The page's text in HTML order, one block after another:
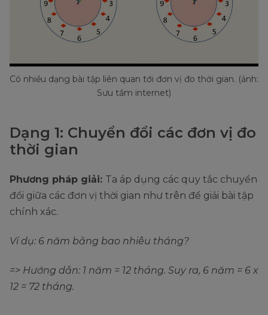
Có nhiều dạng bài tập liên quan tới đơn vị đo thời gian. (ảnh:
Sưu tầm internet)
Dạng 1: Chuyển đổi các đơn vị đo
thời gian
Phương pháp giải: Ta áp dụng các quy tắc chuyển
đổi giữa các đơn vị thời gian như trên để giải bài tập
chính xác.
Ví dụ: 6 năm bằng bao nhiêu tháng?
=> Hướng dẫn: 1 năm = 12 tháng. Suy ra, 6 năm = 6 x
12 = 72 tháng.